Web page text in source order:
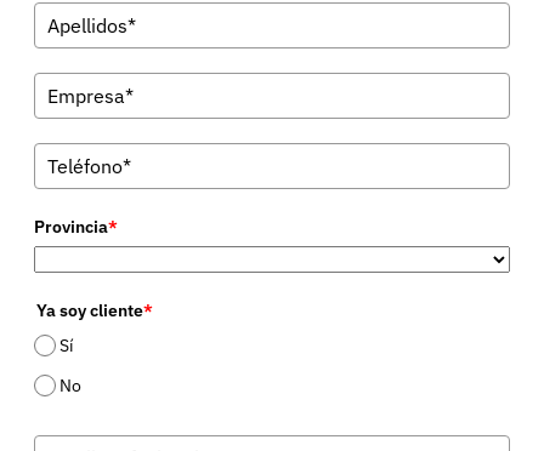
Provincia*
Ya soy cliente*
Sí
No